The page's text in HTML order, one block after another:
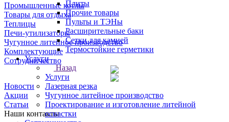
Плиты
Прочие товары
Пульты и ТЭНы
Расширительные баки
Сетки для камней
Термостойкие герметики
Услуги
Назад
Услуги
Лазерная резка
Чугунное литейное производство
Проектирование и изготовление литейной
оснастки
Промышленные котлы
Товары для отдыха
Теплицы
Печи-утилизаторы
Чугунное литейное производство
Комплектующие
Сотрудничество
Новости
Акции
Статьи
Наши контакты